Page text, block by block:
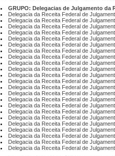
GRUPO: Delegacias de Julgamento da
Delegacia da Receita Federal de
Delegacia da Receita Federal de
Delegacia da Receita Federal de
Delegacia da Receita Federal de
Delegacia da Receita Federal de
Delegacia da Receita Federal de
Delegacia da Receita Federal de
Delegacia da Receita Federal de
Delegacia da Receita Federal de
Delegacia da Receita Federal de
Delegacia da Receita Federal de
Delegacia da Receita Federal de
Delegacia da Receita Federal de
Delegacia da Receita Federal de
Delegacia da Receita Federal de
Delegacia da Receita Federal de
Delegacia da Receita Federal de
Delegacia da Receita Federal de
Delegacia da Receita Federal de
Delegacia da Receita Federal de
Delegacia da Receita Federal de
Delegacia da Receita Federal de
Delegacia da Receita Federal de